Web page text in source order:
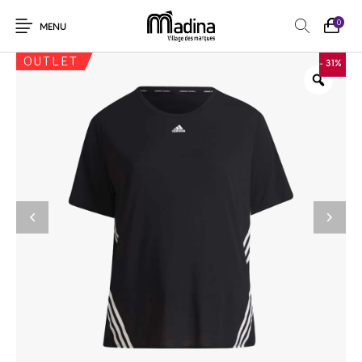
MENU
0
OUTLET - 31%